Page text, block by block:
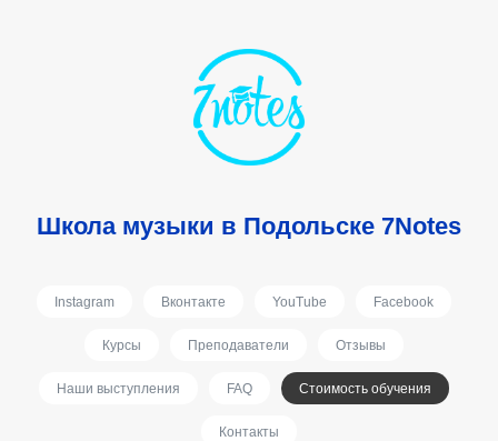
Школа музыки в Подольске 7Notes
Instagram Вконтакте YouTube Facebook
Курсы Преподаватели Отзывы
Наши выступления FAQ Стоимость обучения
Контакты